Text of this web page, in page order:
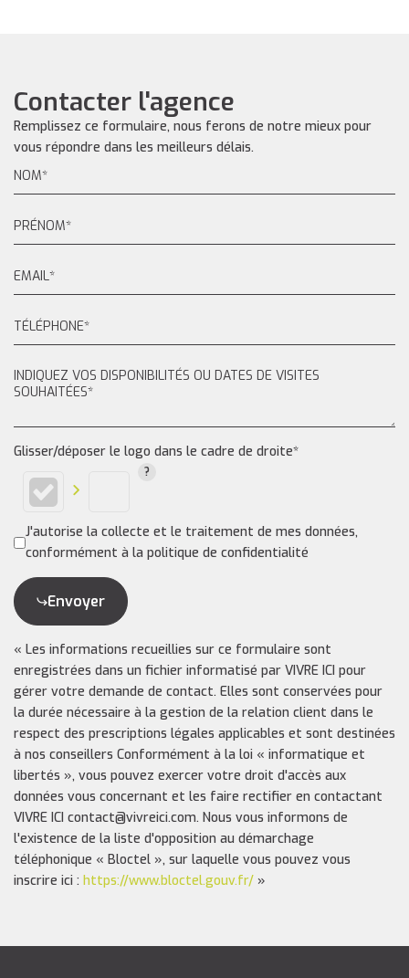
Contacter l'agence
Remplissez ce formulaire, nous ferons de notre mieux pour
vous répondre dans les meilleurs délais.
Glisser/déposer le logo dans le cadre de droite*
J'autorise la collecte et le traitement de mes données,
conformément à la politique de confidentialité
Envoyer
« Les informations recueillies sur ce formulaire sont
enregistrées dans un fichier informatisé par VIVRE ICI pour
gérer votre demande de contact. Elles sont conservées pour
la durée nécessaire à la gestion de la relation client dans le
respect des prescriptions légales applicables et sont destinées
à nos conseillers Conformément à la loi « informatique et
libertés », vous pouvez exercer votre droit d'accès aux
données vous concernant et les faire rectifier en contactant
VIVRE ICI contact@vivreici.com. Nous vous informons de
l'existence de la liste d'opposition au démarchage
téléphonique « Bloctel », sur laquelle vous pouvez vous
inscrire ici : https://www.bloctel.gouv.fr/ »